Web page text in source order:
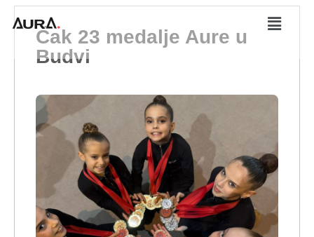
Čak 23 medalje Aure u
Budvi